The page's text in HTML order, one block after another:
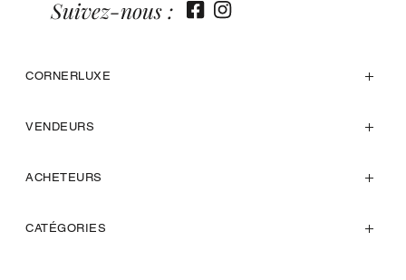
CORNERLUXE
VENDEURS
ACHETEURS
CATÉGORIES
Suivez-nous :